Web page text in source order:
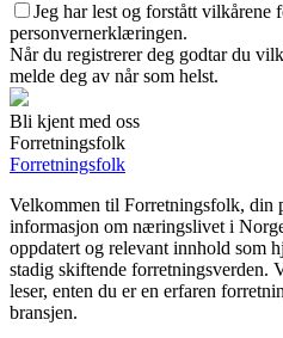
Jeg har lest og forstått vilkårene
personvernerklæringen.
Når du registrerer deg godtar du
melde deg av når som helst.
Bli kjent med oss
Forretningsfolk
Forretningsfolk
Velkommen til Forretningsfolk, din
informasjon om næringslivet i
oppdatert og relevant innhold som
stadig skiftende forretningsverden.
leser, enten du er en erfaren
bransjen.